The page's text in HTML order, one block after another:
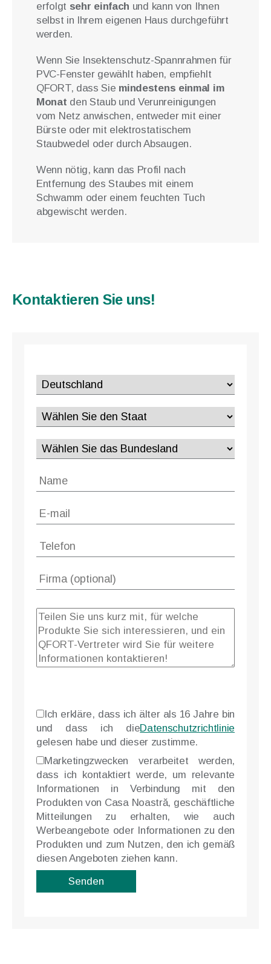
erfolgt sehr einfach und kann von Ihnen
selbst in Ihrem eigenen Haus durchgeführt
werden.
Wenn Sie Insektenschutz-Spannrahmen für
PVC-Fenster gewählt haben, empfiehlt
QFORT, dass Sie mindestens einmal im
Monat den Staub und Verunreinigungen
vom Netz anwischen, entweder mit einer
Bürste oder mit elektrostatischem
Staubwedel oder durch Absaugen.
Wenn nötig, kann das Profil nach
Entfernung des Staubes mit einem
Schwamm oder einem feuchten Tuch
abgewischt werden.
Kontaktieren Sie uns!
Ich erkläre, dass ich älter als 16 Jahre bin
und dass ich dieDatenschutzrichtlinie
gelesen habe und dieser zustimme.
Marketingzwecken verarbeitet werden,
dass ich kontaktiert werde, um relevante
Informationen in Verbindung mit den
Produkten von Casa Noastră, geschäftliche
Mitteilungen zu erhalten, wie auch
Werbeangebote oder Informationen zu den
Produkten und zum Nutzen, den ich gemäß
diesen Angeboten ziehen kann.
Please leave this field empty.